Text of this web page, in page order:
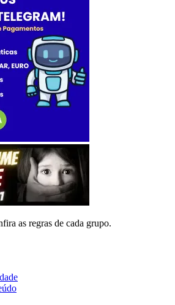
as regras de cada grupo.